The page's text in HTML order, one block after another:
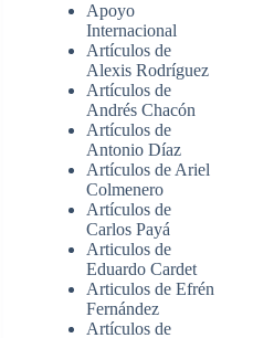
Apoyo
Internacional
Artículos de
Alexis Rodríguez
Artículos de
Andrés Chacón
Artículos de
Antonio Díaz
Artículos de Ariel
Colmenero
Artículos de
Carlos Payá
Articulos de
Eduardo Cardet
Articulos de Efrén
Fernández
Artículos de